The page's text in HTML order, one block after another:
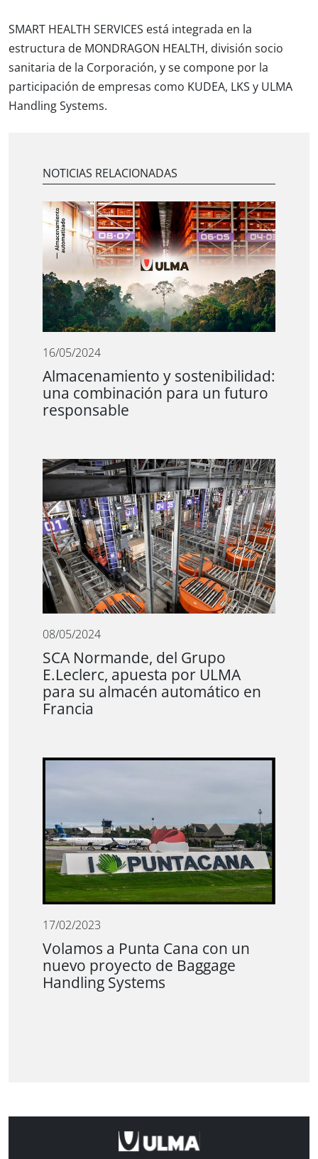
SMART HEALTH SERVICES está integrada en la
estructura de MONDRAGON HEALTH, división socio
sanitaria de la Corporación, y se compone por la
participación de empresas como KUDEA, LKS y ULMA
Handling Systems.
NOTICIAS RELACIONADAS
16/05/2024
Almacenamiento y sostenibilidad:
una combinación para un futuro
responsable
08/05/2024
SCA Normande, del Grupo
E.Leclerc, apuesta por ULMA
para su almacén automático en
Francia
17/02/2023
Volamos a Punta Cana con un
nuevo proyecto de Baggage
Handling Systems